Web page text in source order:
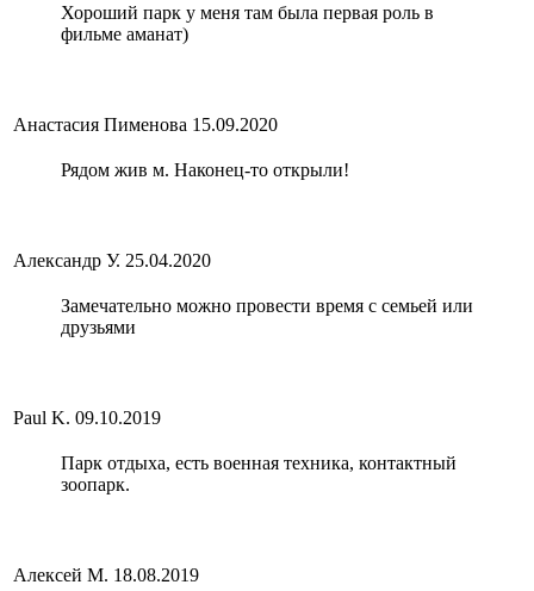
Хороший парк у меня там была первая роль в
фильме аманат)
Анастасия Пименова 15.09.2020
Рядом жив м. Наконец-то открыли!
Александр У. 25.04.2020
Замечательно можно провести время с семьей или
друзьями
Paul K. 09.10.2019
Парк отдыха, есть военная техника, контактный
зоопарк.
Алексей М. 18.08.2019